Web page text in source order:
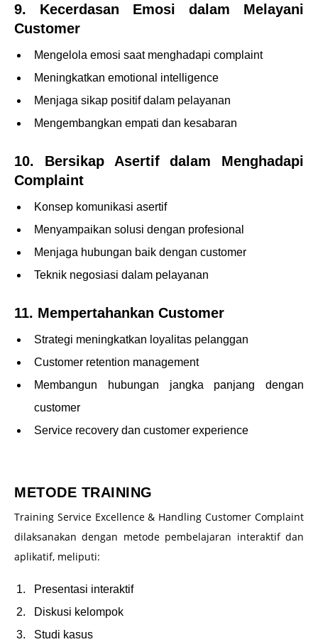
9. Kecerdasan Emosi dalam Melayani
Customer
Mengelola emosi saat menghadapi complaint
Meningkatkan emotional intelligence
Menjaga sikap positif dalam pelayanan
Mengembangkan empati dan kesabaran
10. Bersikap Asertif dalam Menghadapi
Complaint
Konsep komunikasi asertif
Menyampaikan solusi dengan profesional
Menjaga hubungan baik dengan customer
Teknik negosiasi dalam pelayanan
11. Mempertahankan Customer
Strategi meningkatkan loyalitas pelanggan
Customer retention management
Membangun hubungan jangka panjang dengan
customer
Service recovery dan customer experience
METODE TRAINING
Training Service Excellence & Handling Customer Complaint
dilaksanakan dengan metode pembelajaran interaktif dan
aplikatif, meliputi:
Presentasi interaktif
Diskusi kelompok
Studi kasus